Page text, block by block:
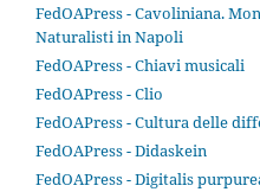
FedOAPress - Cavoliniana.
Naturalisti in Napoli
FedOAPress - Chiavi musicali
FedOAPress - Clio
FedOAPress - Cultura delle
FedOAPress - Didaskein
FedOAPress - Digitalis